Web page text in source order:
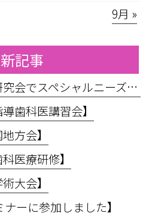
9月 »
記事
【船井総研小児歯科研究会でスペシャルニーズ対応のお話をしてきました】
歯科医講習会】
方会】
医療研修】
大会】
ーに参加しました】